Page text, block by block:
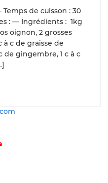
de cuisson : 30
: — Ingrédients : 1kg
oignon, 2 grosses
à c de graisse de
de gingembre, 1 c à c